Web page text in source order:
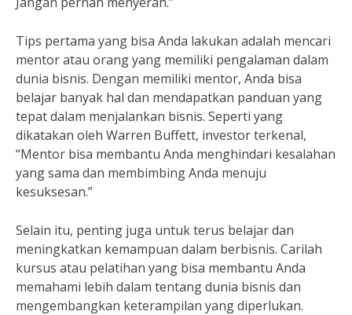
Tips pertama yang bisa Anda lakukan adalah mencari
mentor atau orang yang memiliki pengalaman dalam
dunia bisnis. Dengan memiliki mentor, Anda bisa
belajar banyak hal dan mendapatkan panduan yang
tepat dalam menjalankan bisnis. Seperti yang
dikatakan oleh Warren Buffett, investor terkenal,
“Mentor bisa membantu Anda menghindari kesalahan
yang sama dan membimbing Anda menuju
kesuksesan.”
Selain itu, penting juga untuk terus belajar dan
meningkatkan kemampuan dalam berbisnis. Carilah
kursus atau pelatihan yang bisa membantu Anda
memahami lebih dalam tentang dunia bisnis dan
mengembangkan keterampilan yang diperlukan.